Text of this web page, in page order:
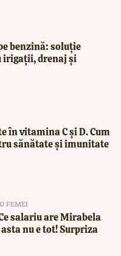
benzină: soluție
irigații, drenaj și
în vitamina C și D. Cum
sănătate și imunitate
FEMEI
salariu are Mirabela
nu e tot! Surpriza